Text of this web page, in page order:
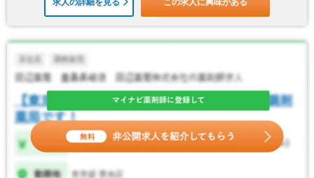
求人の詳細を見る この求人に興味がある